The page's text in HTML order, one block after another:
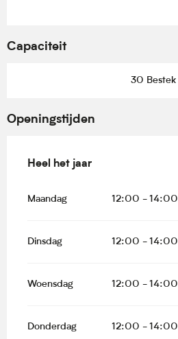
Capaciteit
30 Bestek
Openingstijden
Heel het jaar
Heel het jaar
Maandag 12:00 - 14:00
Dinsdag 12:00 - 14:00
Woensdag 12:00 - 14:00
Donderdag 12:00 - 14:00